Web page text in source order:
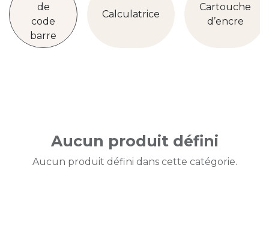
de
code
barre
Calculatrice
Cartouche
d’encre
Aucun produit défini
Aucun produit défini dans cette catégorie.